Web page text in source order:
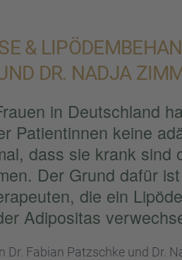
&
DR. NADJA
in Deutsch­land
Patien­tin­nen keine
dass sie krank
Der Grund dafür
die ein
Adipo­si­tas
Dr. Fabian Patzschke und Dr.